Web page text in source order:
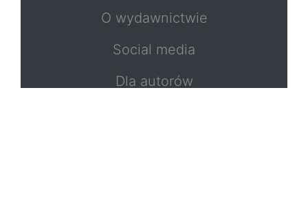
O wydawnictwie
Social media
Dla autorów